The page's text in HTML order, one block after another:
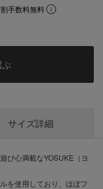
手数料無料
サイズ詳細
び心満載なYOSUKE（ヨ
を使用しており、ほぼフ